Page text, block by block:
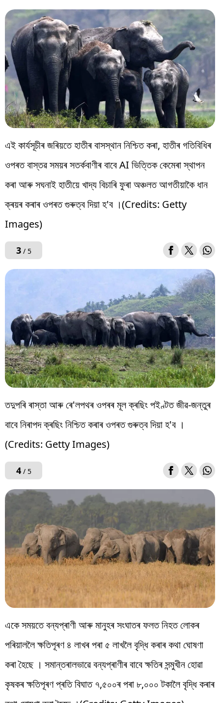
এই কাৰ্যসূচীৰ জৰিয়তে হাতীৰ বাসস্থান নিশ্চিত কৰা, হাতীৰ গতিবিধিৰ
ওপৰত বাস্তৱ সময়ৰ সতৰ্কবাণীৰ বাবে AI ভিত্তিক কেমেৰা স্থাপন
কৰা আৰু সঘনাই হাতীয়ে খাদ্য বিচাৰি ফুৰা অঞ্চলত আগতীয়াকৈ ধান
ক্ৰয়ৰ কৰাৰ ওপৰত গুৰুত্ব দিয়া হ'ব ।(Credits: Getty
Images)
3/ 5
তদুপৰি ৰাস্তা আৰু ৰে'লপথৰ ওপৰৰ মূল ক্ৰছিং পইণ্টত জীৱ-জন্তুৰ
বাবে নিৰাপদ ক্ৰছিং নিশ্চিত কৰাৰ ওপৰত গুৰুত্ব দিয়া হ'ব ।
(Credits: Getty Images)
4/ 5
একে সময়তে বন্যপ্ৰাণী আৰু মানুহৰ সংঘাতৰ ফলত নিহত লোকৰ
পৰিয়াললৈ ক্ষতিপূৰণ ৪ লাখৰ পৰা ৫ লাখলৈ বৃদ্ধি কৰাৰ কথা ঘোষণা
কৰা হৈছে । সমান্তৰালভাৱে বন্যপ্ৰাণীৰ বাবে ক্ষতিৰ সন্মুখীন হোৱা
কৃষকৰ ক্ষতিপূৰণ প্ৰতি বিঘাত ৭,৫০০ৰ পৰা ৮,০০০ টকালৈ বৃদ্ধি কৰাৰ